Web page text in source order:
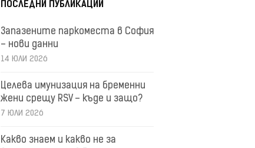
ПОСЛЕДНИ ПУБЛИКАЦИИ
Запазените паркоместа в София
– нови данни
14 ЮЛИ 2026
Целева имунизация на бременни
жени срещу RSV – къде и защо?
7 ЮЛИ 2026
Какво знаем и какво не за